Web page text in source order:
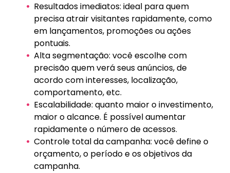
Resultados imediatos: ideal para quem
precisa atrair visitantes rapidamente, como
em lançamentos, promoções ou ações
pontuais.
Alta segmentação: você escolhe com
precisão quem verá seus anúncios, de
acordo com interesses, localização,
comportamento, etc.
Escalabilidade: quanto maior o investimento,
maior o alcance. É possível aumentar
rapidamente o número de acessos.
Controle total da campanha: você define o
orçamento, o período e os objetivos da
campanha.